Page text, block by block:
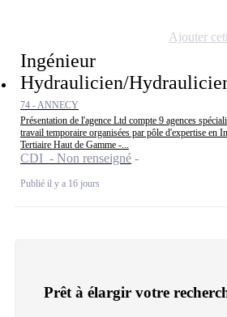
Ingénieur
Hydraulicien/
74 - ANNECY
Présentation de l'agence Ltd compte 9 agences
travail temporaire organisées par pôle d'expertise en
Tertiaire Haut de Gamme -...
CDI - Non renseigné
Publié il y a 16 jours
Ajouter
Prêt à élargir votre